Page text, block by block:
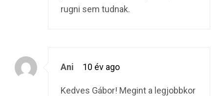
rugni sem tudnak.
Ani 10 év ago
Kedves Gábor! Megint a legjobbkor